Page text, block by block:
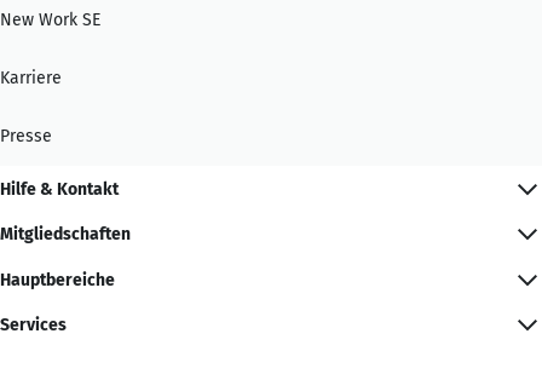
New Work SE
Karriere
Presse
Hilfe & Kontakt
Mitgliedschaften
Hauptbereiche
Services